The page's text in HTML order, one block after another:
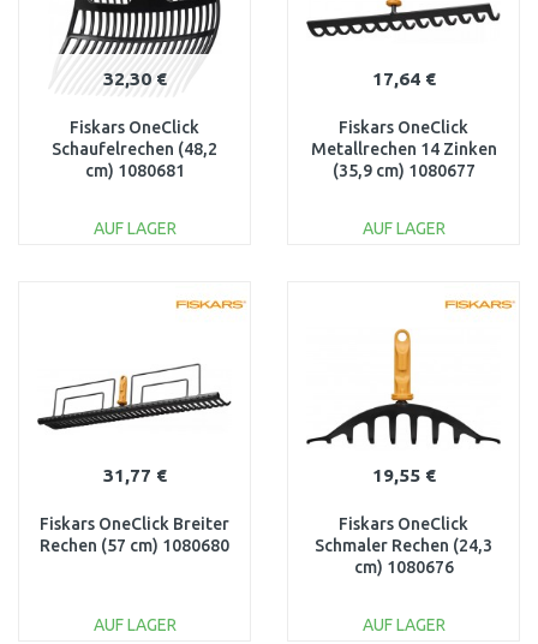
32,30 €
Fiskars OneClick
Schaufelrechen (48,2
cm) 1080681
AUF LAGER
17,64 €
Fiskars OneClick
Metallrechen 14 Zinken
(35,9 cm) 1080677
AUF LAGER
Vergleichen
31,77 €
Fiskars OneClick Breiter
Rechen (57 cm) 1080680
AUF LAGER
19,55 €
Fiskars OneClick
Schmaler Rechen (24,3
cm) 1080676
AUF LAGER